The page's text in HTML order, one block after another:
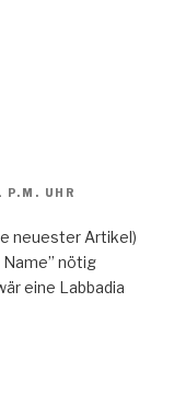
UHR
neuester Artikel)
nötig
eine Labbadia